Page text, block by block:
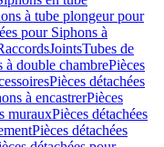
à tube plongeur pour
pour Siphons à
JointsTubes de
à double chambrePièces
Pièces détachées
à encastrerPièces
murauxPièces détachées
Pièces détachées